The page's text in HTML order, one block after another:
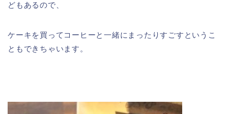
どもあるので、
ケーキを買ってコーヒーと一緒にまったりすごすというこ
ともできちゃいます。